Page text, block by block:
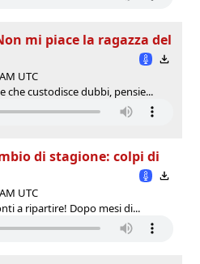
mi piace la ragazza del
UTC
che custodisce dubbi, pensie...
di stagione: colpi di
UTC
a ripartire! Dopo mesi di...